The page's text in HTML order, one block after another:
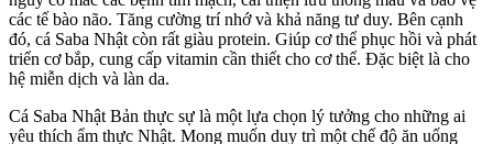
các tế bào não. Tăng cường trí nhớ và khả năng tư duy. Bên cạnh
đó, cá Saba Nhật còn rất giàu protein. Giúp cơ thể phục hồi và phát
triển cơ bắp, cung cấp vitamin cần thiết cho cơ thể. Đặc biệt là cho
hệ miễn dịch và làn da.
Cá Saba Nhật Bản thực sự là một lựa chọn lý tưởng cho những ai
yêu thích ẩm thực Nhật. Mong muốn duy trì một chế độ ăn uống